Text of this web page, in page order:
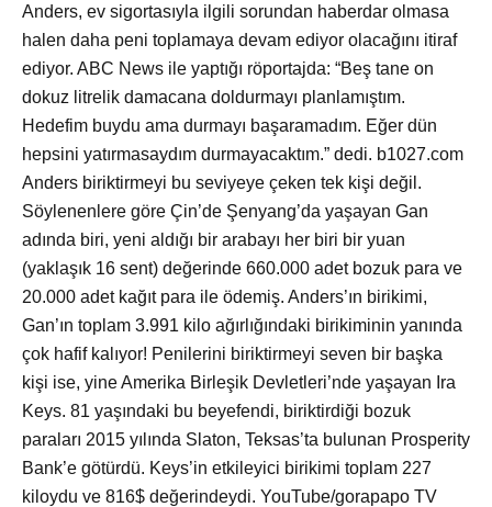
Anders, ev sigortasıyla ilgili sorundan haberdar olmasa
halen daha peni toplamaya devam ediyor olacağını itiraf
ediyor. ABC News ile yaptığı röportajda: “Beş tane on
dokuz litrelik damacana doldurmayı planlamıştım.
Hedefim buydu ama durmayı başaramadım. Eğer dün
hepsini yatırmasaydım durmayacaktım.” dedi. b1027.com
Anders biriktirmeyi bu seviyeye çeken tek kişi değil.
Söylenenlere göre Çin’de Şenyang’da yaşayan Gan
adında biri, yeni aldığı bir arabayı her biri bir yuan
(yaklaşık 16 sent) değerinde 660.000 adet bozuk para ve
20.000 adet kağıt para ile ödemiş. Anders’ın birikimi,
Gan’ın toplam 3.991 kilo ağırlığındaki birikiminin yanında
çok hafif kalıyor! Penilerini biriktirmeyi seven bir başka
kişi ise, yine Amerika Birleşik Devletleri’nde yaşayan Ira
Keys. 81 yaşındaki bu beyefendi, biriktirdiği bozuk
paraları 2015 yılında Slaton, Teksas’ta bulunan Prosperity
Bank’e götürdü. Keys’in etkileyici birikimi toplam 227
kiloydu ve 816$ değerindeydi. YouTube/gorapapo TV